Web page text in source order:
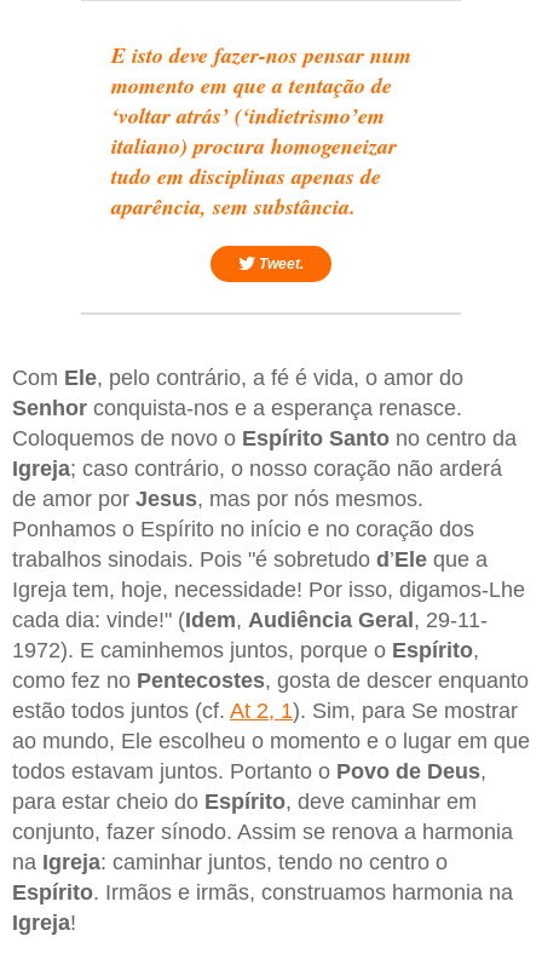
E isto deve fazer-nos pensar num
momento em que a tentação de
‘voltar atrás’ (‘indietrismo’em
italiano) procura homogeneizar
tudo em disciplinas apenas de
aparência, sem substância.
Tweet.
Com Ele, pelo contrário, a fé é vida, o amor do
Senhor conquista-nos e a esperança renasce.
Coloquemos de novo o Espírito Santo no centro da
Igreja; caso contrário, o nosso coração não arderá
de amor por Jesus, mas por nós mesmos.
Ponhamos o Espírito no início e no coração dos
trabalhos sinodais. Pois "é sobretudo d ’Ele que a
Igreja tem, hoje, necessidade! Por isso, digamos-Lhe
cada dia: vinde!" (Idem, Audiência Geral , 29-11-
1972). E caminhemos juntos, porque o Espírito,
como fez no Pentecostes, gosta de descer enquanto
estão todos juntos (cf. At 2, 1). Sim, para Se mostrar
ao mundo, Ele escolheu o momento e o lugar em que
todos estavam juntos. Portanto o Povo de Deus,
para estar cheio do Espírito, deve caminhar em
conjunto, fazer sínodo. Assim se renova a harmonia
na Igreja: caminhar juntos, tendo no centro o
Espírito. Irmãos e irmãs, construamos harmonia na
Igreja!